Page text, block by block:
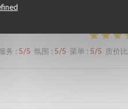
服务 : 5/5 氛围 : 5/5 菜单 : 5/5 质价比